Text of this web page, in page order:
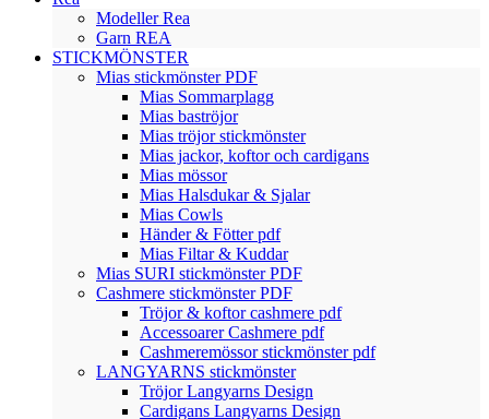
Modeller Rea
Garn REA
STICKMÖNSTER
Mias stickmönster PDF
Mias Sommarplagg
Mias baströjor
Mias tröjor stickmönster
Mias jackor, koftor och cardigans
Mias mössor
Mias Halsdukar & Sjalar
Mias Cowls
Händer & Fötter pdf
Mias Filtar & Kuddar
Mias SURI stickmönster PDF
Cashmere stickmönster PDF
Tröjor & koftor cashmere pdf
Accessoarer Cashmere pdf
Cashmeremössor stickmönster pdf
LANGYARNS stickmönster
Tröjor Langyarns Design
Cardigans Langyarns Design